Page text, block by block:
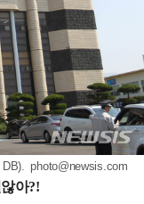
DB).photo@newsis.com